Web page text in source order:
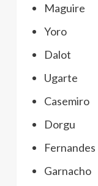
Maguire
Yoro
Dalot
Ugarte
Casemiro
Dorgu
Fernandes
Garnacho